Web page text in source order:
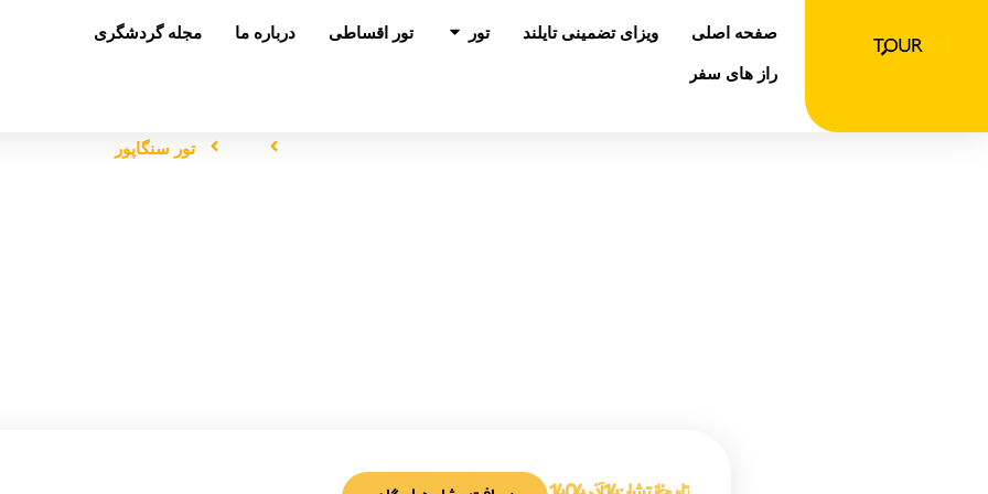
صفحه اصلی ویزای تضمینی تایلند تور باز کردن در تور
تور اقساطی درباره ما
مجله گردشگری
راز های سفر
تور سنگاپور